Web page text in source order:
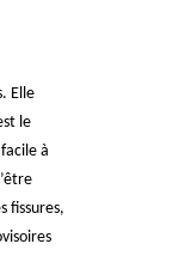
Elle
le
à
fissures,